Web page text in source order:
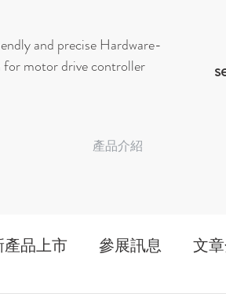
and precise Hardware-
motor drive controller
產品介紹
產品上市 參展訊息 文